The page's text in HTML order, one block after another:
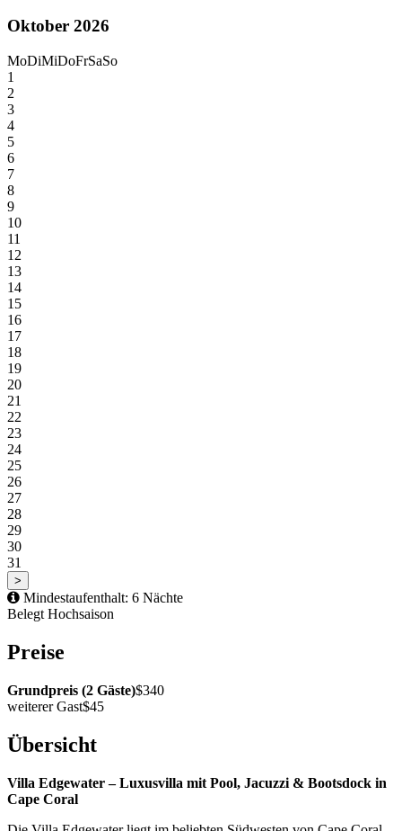
Oktober 2026
MoDiMiDoFrSaSo
1
2
3
4
5
6
7
8
9
10
11
12
13
14
15
16
17
18
19
20
21
22
23
24
25
26
27
28
29
30
31
>
Mindestaufenthalt: 6 Nächte
Belegt Hochsaison
Preise
Grundpreis (2 Gäste)$340
weiterer Gast$45
Übersicht
Villa Edgewater – Luxusvilla mit Pool, Jacuzzi & Bootsdock in
Cape Coral